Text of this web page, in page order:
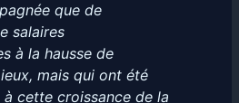
que de
salaires
à la hausse de
mais qui ont été
cette croissance de la